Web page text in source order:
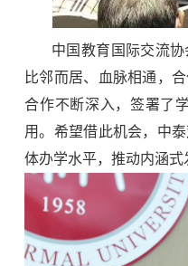
中国教育国际交流
比邻而居、血脉相通，
合作不断深入，签署了
用。希望借此机会，中
体办学水平，推动内涵